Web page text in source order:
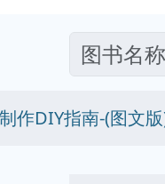
作DIY指南-(图文